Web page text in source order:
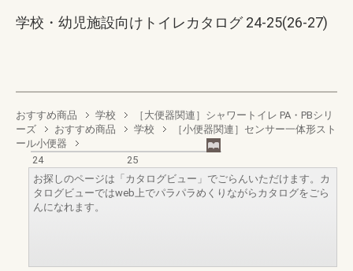
学校・幼児施設向けトイレカタログ 24-25(26-27)
おすすめ商品 学校
［大便器関連］シャワートイレ PA・PBシリ
ーズ
おすすめ商品 学校
［小便器関連］センサー一体形スト
ール小便器
24
25
お探しのページは「カタログビュー」でごらんいただけます。カ
タログビューではweb上でパラパラめくりながらカタログをごら
んになれます。